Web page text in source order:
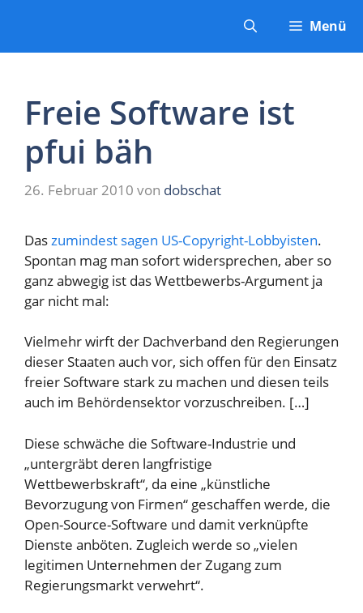
springen
Menü
Freie Software ist
pfui bäh
26. Februar 2010 von dobschat
Das zumindest sagen US-Copyright-Lobbyisten.
Spontan mag man sofort widersprechen, aber so
ganz abwegig ist das Wettbewerbs-Argument ja
gar nicht mal:
Vielmehr wirft der Dachverband den Regierungen
dieser Staaten auch vor, sich offen für den Einsatz
freier Software stark zu machen und diesen teils
auch im Behördensektor vorzuschreiben. […]
Diese schwäche die Software-Industrie und
„untergräbt deren langfristige
Wettbewerbskraft“, da eine „künstliche
Bevorzugung von Firmen“ geschaffen werde, die
Open-Source-Software und damit verknüpfte
Dienste anböten. Zugleich werde so „vielen
legitimen Unternehmen der Zugang zum
Regierungsmarkt verwehrt“.